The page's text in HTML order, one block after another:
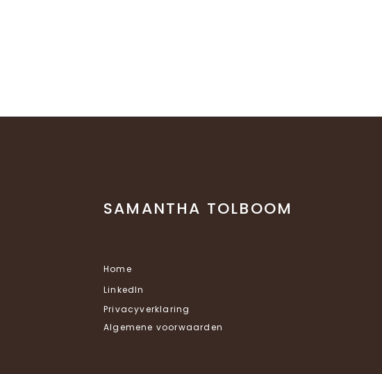
SAMANTHA TOLBOOM
Home
LinkedIn
Privacyverklaring
Algemene voorwaarden